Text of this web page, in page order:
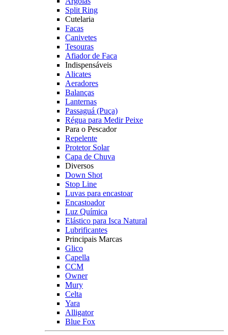
Split Ring
Cutelaria
Facas
Canivetes
Tesouras
Afiador de Faca
Indispensáveis
Alicates
Aeradores
Balanças
Lanternas
Passaguá (Puça)
Régua para Medir Peixe
Para o Pescador
Repelente
Protetor Solar
Capa de Chuva
Diversos
Down Shot
Stop Line
Luvas para encastoar
Encastoador
Luz Química
Elástico para Isca Natural
Lubrificantes
Principais Marcas
Glico
Capella
CCM
Owner
Mury
Celta
Yara
Alligator
Blue Fox